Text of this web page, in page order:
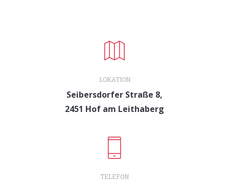
LOKATION
Seibersdorfer Straße 8,
2451 Hof am Leithaberg
TELEFON